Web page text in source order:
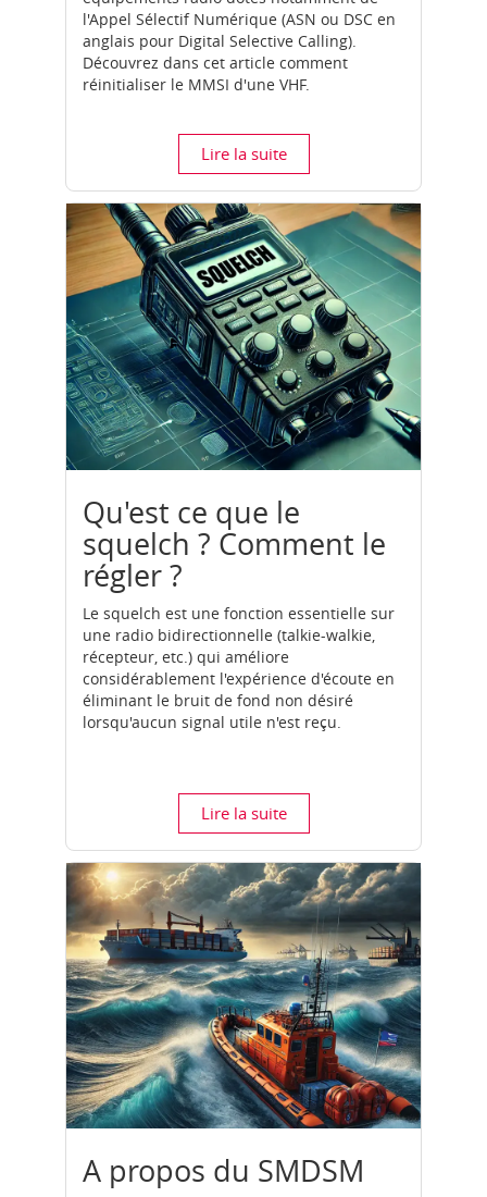
l'Appel Sélectif Numérique (ASN ou DSC en
anglais pour Digital Selective Calling).
Découvrez dans cet article comment
réinitialiser le MMSI d'une VHF.
Lire la suite
Qu'est ce que le
squelch ? Comment le
régler ?
Le squelch est une fonction essentielle sur
une radio bidirectionnelle (talkie-walkie,
récepteur, etc.) qui améliore
considérablement l'expérience d'écoute en
éliminant le bruit de fond non désiré
lorsqu'aucun signal utile n'est reçu.
Lire la suite
A propos du SMDSM